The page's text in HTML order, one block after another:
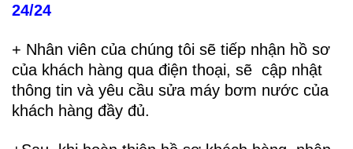
24/24
+ Nhân viên của chúng tôi sẽ tiếp nhận hồ sơ
của khách hàng qua điện thoại, sẽ cập nhật
thông tin và yêu cầu sửa máy bơm nước của
khách hàng đầy đủ.